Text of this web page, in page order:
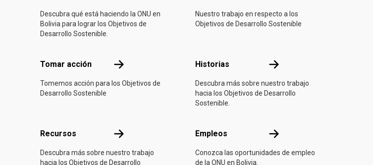
Descubra qué está haciendo la ONU en
Bolivia para lograr los Objetivos de
Desarrollo Sostenible.
Nuestro trabajo en respecto a los
Objetivos de Desarrollo Sostenible
Tomar acción Tomar acción
Tomemos acción para los Objetivos de
Desarrollo Sostenible
Historias Historias
Descubra más sobre nuestro trabajo
hacia los Objetivos de Desarrollo
Sostenible.
Recursos Recursos
Descubra más sobre nuestro trabajo
hacia los Objetivos de Desarrollo
Empleos Empleos
Conozca las oportunidades de empleo
de la ONU en Bolivia.